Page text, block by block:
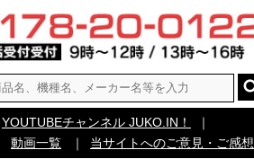
YOUTUBEチャンネル JUKO.IN！
｜
動画一覧 ｜ 当サイトへのご意見・ご感想